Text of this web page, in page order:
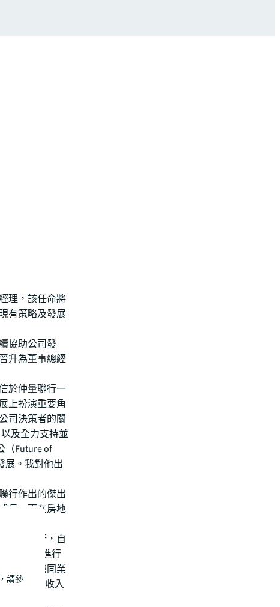
理，該任命將
有策略及發展
協助公司發
升為董事總經
於仲量聯行一
上扮演重要角
司決策者的關
及全力支持並
（Future of
展。我對他出
行作出的傑出
長，更在房地
仲量聯行，自
個專案進行
引領台灣同業
，實現年收入
請參